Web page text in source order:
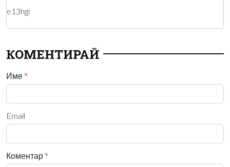
e13hgi
КОМЕНТИРАЙ
Име *
Email
Коментар *